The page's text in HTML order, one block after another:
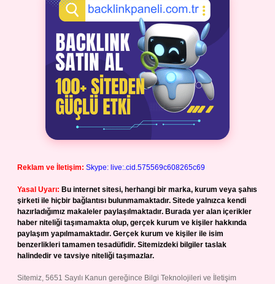
Reklam ve İletişim: Skype: live:.cid.575569c608265c69
Yasal Uyarı: Bu internet sitesi, herhangi bir marka, kurum veya şahıs
şirketi ile hiçbir bağlantısı bulunmamaktadır. Sitede yalnızca kendi
hazırladığımız makaleler paylaşılmaktadır. Burada yer alan içerikler
haber niteliği taşımamakta olup, gerçek kurum ve kişiler hakkında
paylaşım yapılmamaktadır. Gerçek kurum ve kişiler ile isim
benzerlikleri tamamen tesadüfidir. Sitemizdeki bilgiler taslak
halindedir ve tavsiye niteliği taşımazlar.
Sitemiz, 5651 Sayılı Kanun gereğince Bilgi Teknolojileri ve İletişim